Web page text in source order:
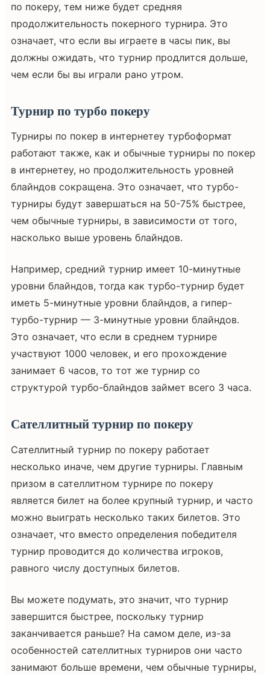
по покеру, тем ниже будет средняя
продолжительность покерного турнира. Это
означает, что если вы играете в часы пик, вы
должны ожидать, что турнир продлится дольше,
чем если бы вы играли рано утром.
Турнир по турбо покеру
Турниры по покер в интернетеу турбоформат
работают также, как и обычные турниры по покер
в интернетеу, но продолжительность уровней
блайндов сокращена. Это означает, что турбо-
турниры будут завершаться на 50-75% быстрее,
чем обычные турниры, в зависимости от того,
насколько выше уровень блайндов.
Например, средний турнир имеет 10-минутные
уровни блайндов, тогда как турбо-турнир будет
иметь 5-минутные уровни блайндов, а гипер-
турбо-турнир — 3-минутные уровни блайндов.
Это означает, что если в среднем турнире
участвуют 1000 человек, и его прохождение
занимает 6 часов, то тот же турнир со
структурой турбо-блайндов займет всего 3 часа.
Сателлитный турнир по покеру
Сателлитный турнир по покеру работает
несколько иначе, чем другие турниры. Главным
призом в сателлитном турнире по покеру
является билет на более крупный турнир, и часто
можно выиграть несколько таких билетов. Это
означает, что вместо определения победителя
турнир проводится до количества игроков,
равного числу доступных билетов.
Вы можете подумать, это значит, что турнир
завершится быстрее, поскольку турнир
заканчивается раньше? На самом деле, из-за
особенностей сателлитных турниров они часто
занимают больше времени, чем обычные турниры,